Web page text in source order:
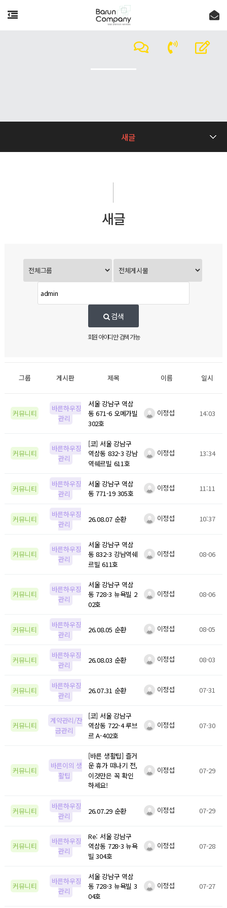
새글
새글
검색
회원 아이디만 검색 가능
그룹 게시판 제목 이름 일시
커뮤니티
바른하우징
관리
서울 강남구 역삼
동 671-6 오메가빌
302호
이정섭 14:03
커뮤니티
바른하우징
관리
[코] 서울 강남구
역삼동 832-3 강남
역쉐르빌 611호
이정섭 13:34
커뮤니티
바른하우징
관리
서울 강남구 역삼
동 771-19 305호
이정섭 11:11
커뮤니티
바른하우징
관리
26.08.07 순환 이정섭 10:37
커뮤니티
바른하우징
관리
서울 강남구 역삼
동 832-3 강남역쉐
르빌 611호
이정섭 08-06
커뮤니티
바른하우징
관리
서울 강남구 역삼
동 728-3 뉴욕빌 2
02호
이정섭 08-06
커뮤니티
바른하우징
관리
26.08.05 순환 이정섭 08-05
커뮤니티
바른하우징
관리
26.08.03 순환 이정섭 08-03
커뮤니티
바른하우징
관리
26.07.31 순환 이정섭 07-31
커뮤니티
계약관리/잔
금관리
[코] 서울 강남구
역삼동 722-4 루브
르 A-402호
이정섭 07-30
커뮤니티
바른이의 생
활팁
[바른 생활팁] 즐거
운 휴가 떠나기 전,
이것만은 꼭 확인
하세요!
이정섭 07-29
커뮤니티
바른하우징
관리
26.07.29 순환 이정섭 07-29
커뮤니티
바른하우징
관리
Re: 서울 강남구
역삼동 728-3 뉴욕
빌 304호
이정섭 07-28
커뮤니티
바른하우징
관리
서울 강남구 역삼
동 728-3 뉴욕빌 3
04호
이정섭 07-27